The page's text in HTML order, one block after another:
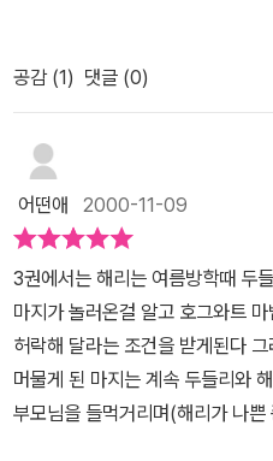
흥미도 붙여주는 책입니다. 한 번
어보세요. 저는 잘때마다 3장씩 그
속도도 빨라지고 공부에도 도움이
공감 (1) 댓글 (0)
어떤애 2000-11-09
3권에서는 해리는 여름방학때 두
마지가 놀러온걸 알고 호그와트
허락해 달라는 조건을 받게된다
머물게 된 마지는 계속 두들리와
부모님을 들먹거리며(해리가 나